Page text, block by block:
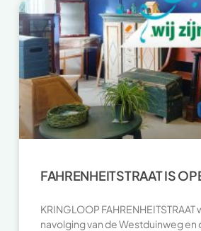
FAHRENHEITSTRAAT IS
KRINGLOOP
navolging van de Westduinweg en